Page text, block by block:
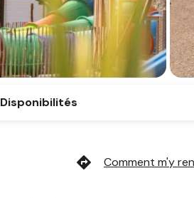
Disponibilités
directions Comment m'y